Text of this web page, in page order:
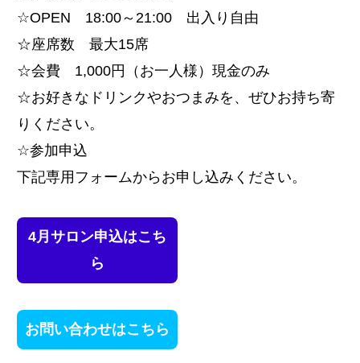
☆OPEN 18:00～21:00 出入り自由
☆座席数 最大15席
☆会費 1,000円（お一人様）現金のみ
☆お好きなドリンクやおつまみを、ぜひお持ち寄
りください。
☆参加申込
下記専用フォームからお申し込みください。
4月サロン申込はこち
ら
お問い合わせはこちら